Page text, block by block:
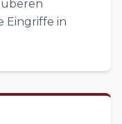
Eingriffe in